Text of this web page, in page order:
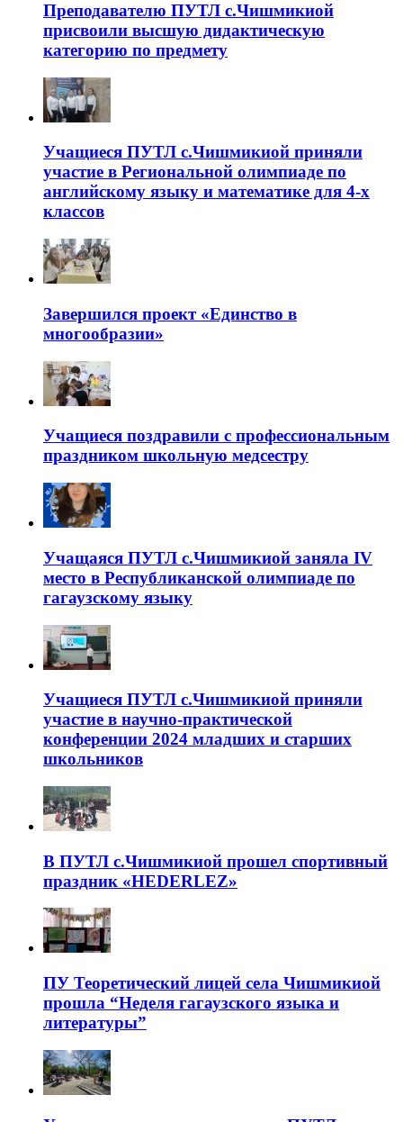
Преподавателю ПУТЛ с.Чишмикиой
присвоили высшую дидактическую
категорию по предмету
Учащиеся ПУТЛ с.Чишмикиой приняли
участие в Региональной олимпиаде по
английскому языку и математике для 4-х
классов
Завершился проект «Единство в
многообразии»
Учащиеся поздравили с профессиональным
праздником школьную медсестру
Учащаяся ПУТЛ с.Чишмикиой заняла IV
место в Республиканской олимпиаде по
гагаузскому языку
Учащиеся ПУТЛ с.Чишмикиой приняли
участие в научно-практической
конференции 2024 младших и старших
школьников
В ПУТЛ с.Чишмикиой прошел спортивный
праздник «HEDERLEZ»
ПУ Теоретический лицей села Чишмикиой
прошла “Неделя гагаузского языка и
литературы”